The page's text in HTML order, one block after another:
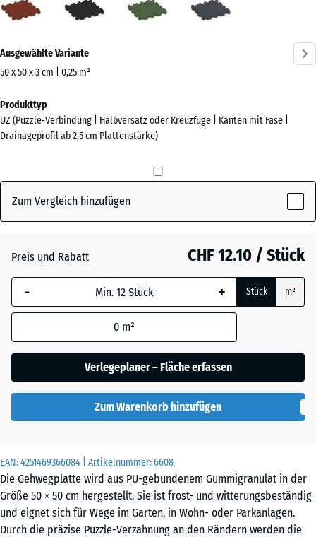
EAN:4251469366084 | Artikelnummer:6608
Die Gehwegplatte wird aus PU-gebundenem Gummigranulat in der
Größe 50 × 50 cm hergestellt. Sie ist frost- und witterungsbeständig
und eignet sich für Wege im Garten, in Wohn- oder Parkanlagen.
Durch die präzise Puzzle-Verzahnung an den Rändern werden die
(active)
Informationen
zu
Farben?
Farbpalette
Ziegelrot(active)
+ CHF 0.40
Ausgewählte Variante
50 x 50 x 3 cm | 0,25 m²
Abmessungen
für
den
x
540
Die gewählte, blau
umrandete
Abmessung wird
Produktdaten nicht
anders angegeben)
für die
Bedarfsberechnung
x
50
x 3
cm
|
Produkttyp
UZ (Puzzle-Verbindung | Halbversatz oder Kreuzfuge | Kanten mit Fase |
Drainageprofil ab 2,5 cm Plattenstärke)
Zum Vergleich hinzufügen
Preis und Rabatt CHF 12.10 / Stück
- + Stück m²
0 m²
Verlegeplaner – Fläche erfassen
Zum Warenkorb hinzufügen